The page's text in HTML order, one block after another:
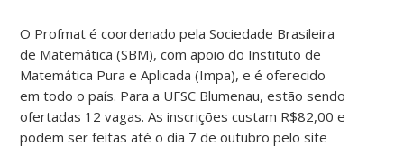
O Profmat é coordenado pela Sociedade Brasileira
de Matemática (SBM), com apoio do Instituto de
Matemática Pura e Aplicada (Impa), e é oferecido
em todo o país. Para a UFSC Blumenau, estão sendo
ofertadas 12 vagas. As inscrições custam R$82,00 e
podem ser feitas até o dia 7 de outubro pelo site